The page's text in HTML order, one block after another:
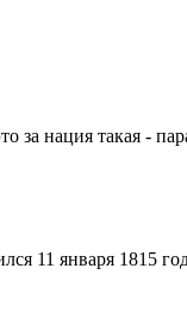
за нация такая -
11 января 1815